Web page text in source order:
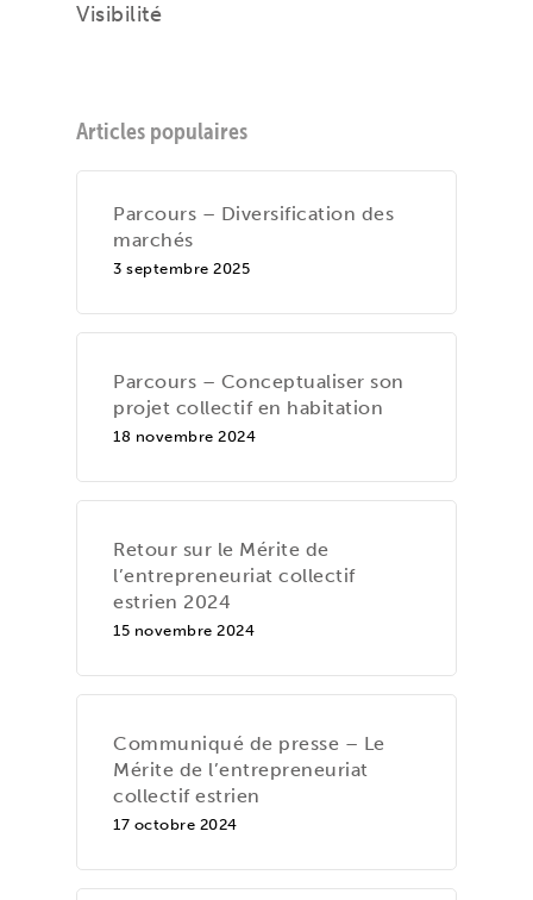
Visibilité
Articles populaires
Parcours – Diversification des
marchés
3 septembre 2025
Parcours – Conceptualiser son
projet collectif en habitation
18 novembre 2024
Retour sur le Mérite de
l’entrepreneuriat collectif
estrien 2024
15 novembre 2024
Communiqué de presse – Le
Mérite de l’entrepreneuriat
collectif estrien
17 octobre 2024